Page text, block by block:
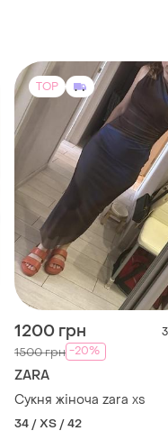
TOP
1200 грн 3
1500 грн -20%
ZARA
Сукня жіноча zara xs
34 / XS / 42